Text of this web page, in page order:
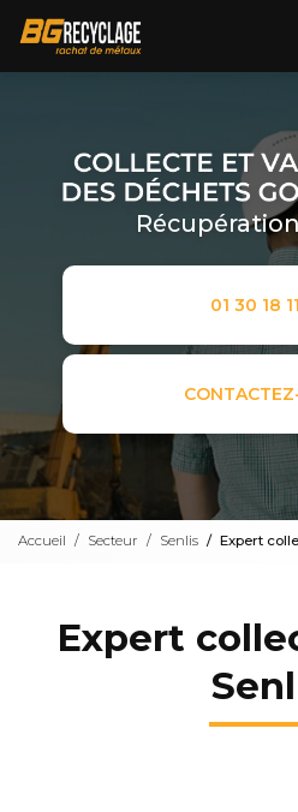
contenu
principal
01 30 18
Accueil Secteur Senlis Expert
Expert